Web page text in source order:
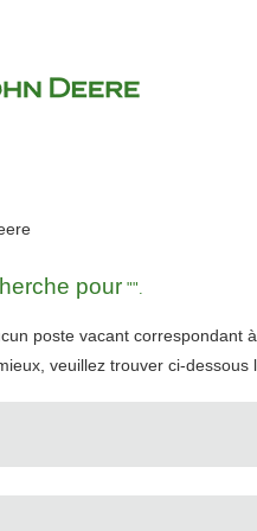
(page
pour "".
poste vacant correspondant
veuillez trouver ci-